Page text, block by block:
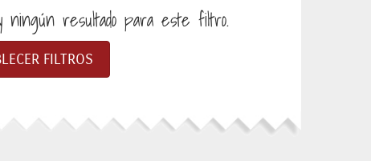
ningún resultado para este filtro.